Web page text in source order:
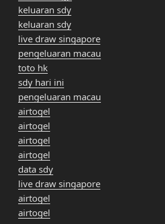
keluaran sdy
keluaran sdy
live draw singapore
pengeluaran macau
toto hk
sdy hari ini
pengeluaran macau
airtogel
airtogel
airtogel
airtogel
data sdy
live draw singapore
airtogel
airtogel